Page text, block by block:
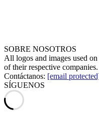
SOBRE NOSOTROS
All logos and images used
of their respective
Contáctanos: [email
SÍGUENOS